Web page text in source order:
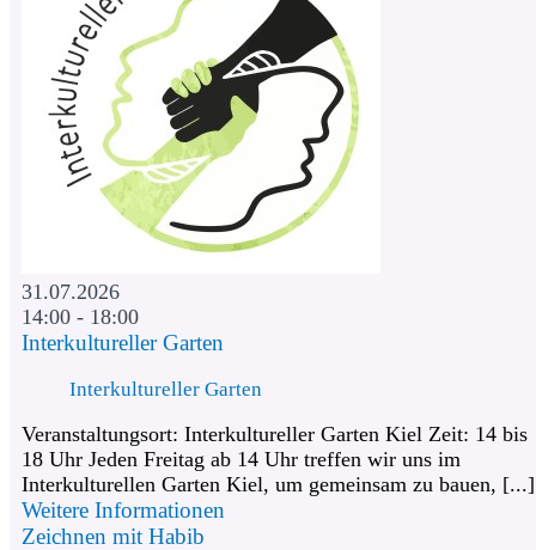
31.07.2026
14:00 - 18:00
Interkultureller Garten
Interkultureller Garten
Veranstaltungsort: Interkultureller Garten Kiel Zeit: 14 bis
18 Uhr Jeden Freitag ab 14 Uhr treffen wir uns im
Interkulturellen Garten Kiel, um gemeinsam zu bauen, [...]
Weitere Informationen
Zeichnen mit Habib